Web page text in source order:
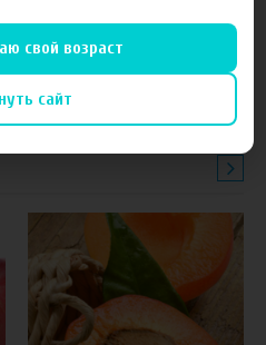
свой возраст
сайт